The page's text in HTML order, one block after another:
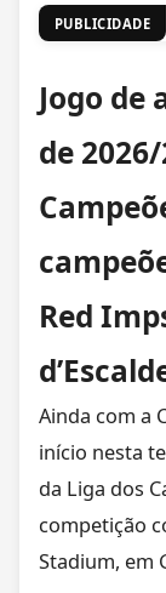
PUBLICIDADE
Jogo
de
Red
Ainda com a
início nesta
da Liga dos
competição
Stadium, em